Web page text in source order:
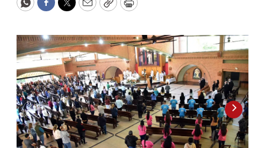
WhatsApp
Facebook
Twitter
EmailCopyPrint